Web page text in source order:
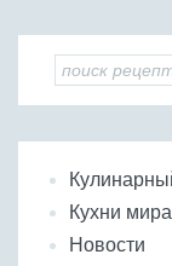
Кухни мира
Новости